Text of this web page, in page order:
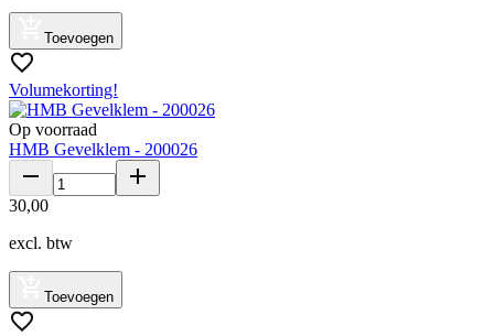
Toevoegen
Volumekorting!
Op voorraad
HMB Gevelklem - 200026
30,00
excl. btw
Toevoegen